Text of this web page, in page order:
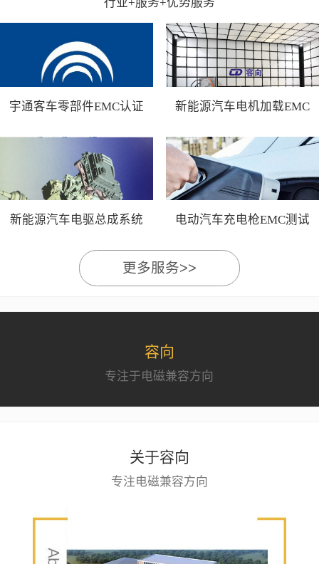
宇通客车零部件EMC认证
新能源汽车电机加载EMC
新能源汽车电驱总成系统
电动汽车充电枪EMC测试
更多服务>>
容向
专注于电磁兼容方向
关于容向
专注电磁兼容方向